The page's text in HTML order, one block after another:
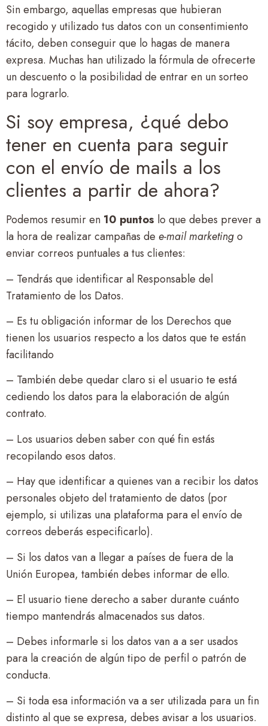
Sin embargo, aquellas empresas que hubieran
recogido y utilizado tus datos con un consentimiento
tácito, deben conseguir que lo hagas de manera
expresa. Muchas han utilizado la fórmula de ofrecerte
un descuento o la posibilidad de entrar en un sorteo
para lograrlo.
Si soy empresa, ¿qué debo
tener en cuenta para seguir
con el envío de mails a los
clientes a partir de ahora?
Podemos resumir en 10 puntos lo que debes prever a
la hora de realizar campañas de e-mail marketingo
enviar correos puntuales a tus clientes:
– Tendrás que identificar al Responsable del
Tratamiento de los Datos.
– Es tu obligación informar de los Derechos que
tienen los usuarios respecto a los datos que te están
facilitando
– También debe quedar claro si el usuario te está
cediendo los datos para la elaboración de algún
contrato.
– Los usuarios deben saber con qué fin estás
recopilando esos datos.
– Hay que identificar a quienes van a recibir los datos
personales objeto del tratamiento de datos (por
ejemplo, si utilizas una plataforma para el envío de
correos deberás especificarlo).
– Si los datos van a llegar a países de fuera de la
Unión Europea, también debes informar de ello.
– El usuario tiene derecho a saber durante cuánto
tiempo mantendrás almacenados sus datos.
– Debes informarle si los datos van a a ser usados
para la creación de algún tipo de perfil o patrón de
conducta.
– Si toda esa información va a ser utilizada para un fin
distinto al que se expresa, debes avisar a los usuarios.